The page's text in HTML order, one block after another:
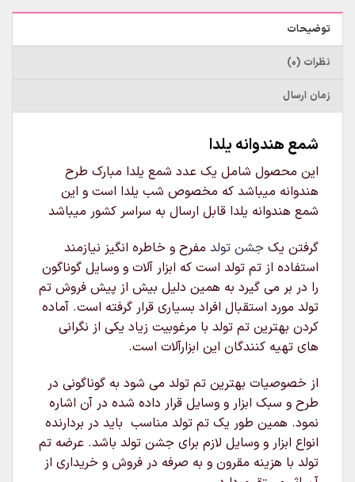
توضیحات
نظرات (0)
زمان ارسال
شمع هندوانه یلدا
این محصول شامل یک عدد شمع یلدا مبارک طرح
هندوانه میباشد که مخصوص شب یلدا است و این
شمع هندوانه یلدا قابل ارسال به سراسر کشور میباشد
گرفتن یک جشن تولد مفرح و خاطره انگیز نیازمند
استفاده از تم تولد است که ابزار آلات و وسایل گوناگون
را در بر می گیرد به همین دلیل بیش از پیش فروش تم
تولد مورد استقبال افراد بسیاری قرار گرفته است. آماده
کردن بهترین تم تولد با مرغوبیت زیاد یکی از نگرانی
های تهیه کنندگان این ابزارآلات است.
از خصوصیات بهترین تم تولد می شود به گوناگونی در
طرح و سبک ابزار و وسایل قرار داده شده در آن اشاره
نمود. همین طور یک تم تولد مناسب باید در بردارنده
انواع ابزار و وسایل لازم برای جشن تولد باشد. عرضه تم
تولد با هزینه مقرون و به صرفه در فروش و خریداری از